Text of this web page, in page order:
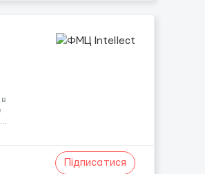
Підписатися